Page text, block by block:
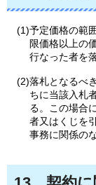
(1)予定価格の範
限価格以上の
行なった者を
(2)落札となるべ
ちに当該入札
る。この場合
者又はくじを
事務に関係の